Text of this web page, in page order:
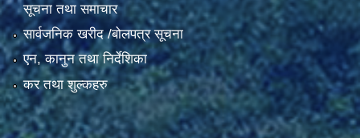
सूचना तथा समाचार
सार्वजनिक खरीद /बोलपत्र सूचना
एन, कानुन तथा निर्देशिका
कर तथा शुल्कहरु